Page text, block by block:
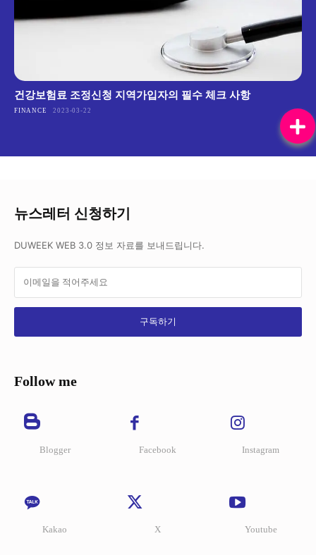
건강보험료 조정신청 지역가입자의 필수 체크 사항
FINANCE 2023-03-22
뉴스레터 신청하기
DUWEEK WEB 3.0 정보 자료를 보내드립니다.
구독하기
Follow me
Blogger Facebook Instagram
Kakao X Youtube